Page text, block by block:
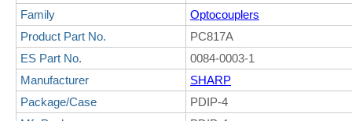
Family
Optocouplers
Product Part No.
PC817A
ES Part No.
0084-0003-1
Manufacturer
SHARP
Package/Case
PDIP-4